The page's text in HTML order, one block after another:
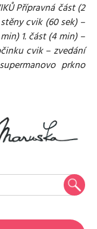
Přípravná část (2
cvik (60 sek) –
1. část (4 min) –
cvik – zvedání
prkno